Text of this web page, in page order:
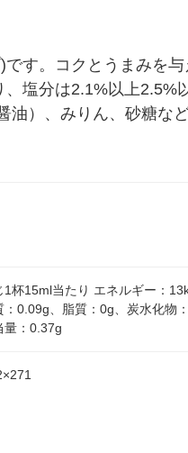
す。コクとうまみを
塩分は2.1%以上2.5%
油）、みりん、砂糖な
1杯15ml当たり エネルギー：
：0.09g、脂質：0g、炭水化物
量：0.37g